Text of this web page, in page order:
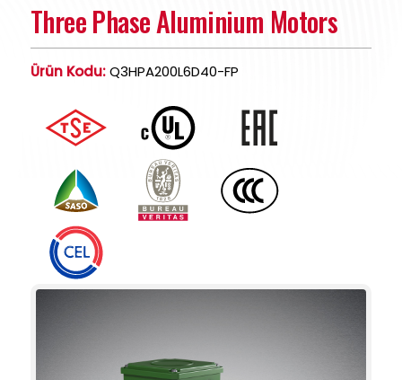
Three Phase Aluminium Motors
Ürün Kodu:Q3HPA200L6D40-FP